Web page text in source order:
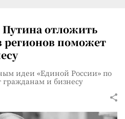
отложить
регионов поможет
идеи «Единой России» по
и бизнесу